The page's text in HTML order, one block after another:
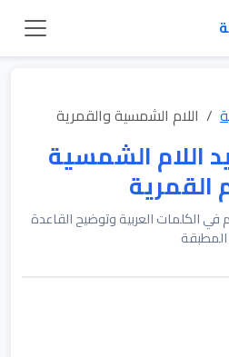
اللام الشمسية والقمرية
اللام الشمسية
القمرية
في الكلمات العربية وتوضيح القاعدة
المطبقة